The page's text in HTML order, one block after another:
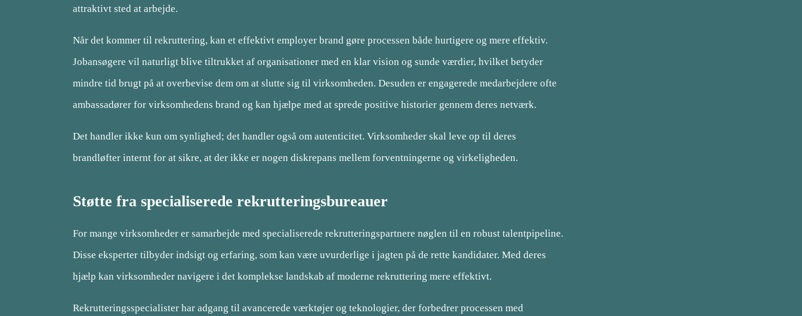
attraktivt sted at arbejde.
Når det kommer til rekruttering, kan et effektivt employer brand gøre processen både hurtigere og mere effektiv.
Jobansøgere vil naturligt blive tiltrukket af organisationer med en klar vision og sunde værdier, hvilket betyder
mindre tid brugt på at overbevise dem om at slutte sig til virksomheden. Desuden er engagerede medarbejdere ofte
ambassadører for virksomhedens brand og kan hjælpe med at sprede positive historier gennem deres netværk.
Det handler ikke kun om synlighed; det handler også om autenticitet. Virksomheder skal leve op til deres
brandløfter internt for at sikre, at der ikke er nogen diskrepans mellem forventningerne og virkeligheden.
Støtte fra specialiserede rekrutteringsbureauer
For mange virksomheder er samarbejde med specialiserede rekrutteringspartnere nøglen til en robust talentpipeline.
Disse eksperter tilbyder indsigt og erfaring, som kan være uvurderlige i jagten på de rette kandidater. Med deres
hjælp kan virksomheder navigere i det komplekse landskab af moderne rekruttering mere effektivt.
Rekrutteringsspecialister har adgang til avancerede værktøjer og teknologier, der forbedrer processen med